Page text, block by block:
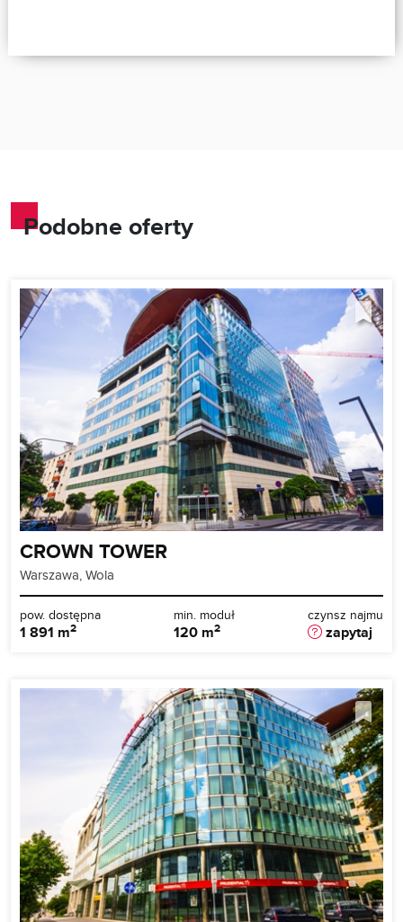
Podobne oferty
CROWN TOWER
Warszawa, Wola
pow. dostępna
1 891 m2
min. moduł
120 m2
czynsz najmu
zapytaj